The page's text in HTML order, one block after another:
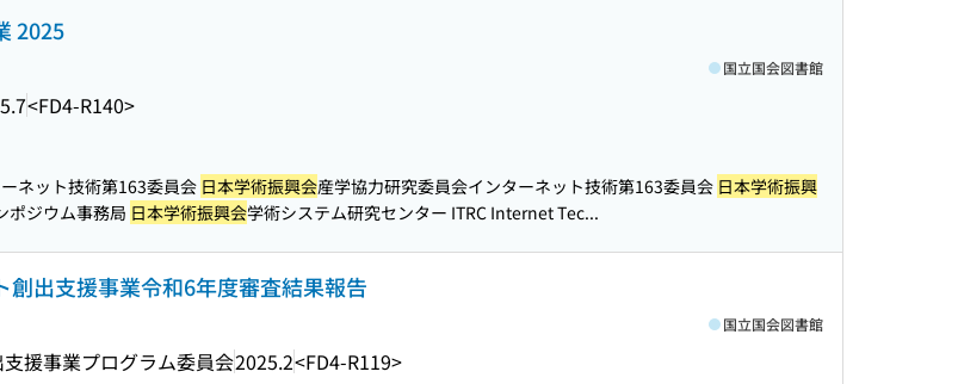
2025
<FD4-R140>
国立国会図書館
ネット技術第163委員会 日本学術振興会産学協力研究委員会インターネット技術第163委員会 日本学術振興
ポジウム事務局 日本学術振興会学術システム研究センター ITRC Internet Tec...
出支援事業令和6年度審査結果報告
援事業プログラム委員会2025.2<FD4-R119>
国立国会図書館